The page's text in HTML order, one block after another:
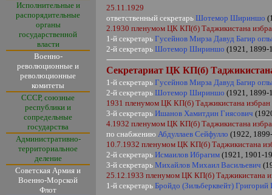
Исполнительные и
распорядительные
органы
государственной
власти
Военно-
революционные и
революционные
комитеты
СССР, союзные
республики и
сопредельные
государства
Административно-
территориальное
деление
Советская Армия и
Военно-Морской
Флот
25.11.1929
ответственный секретарь Шотемор Шириншо
2.1930 пленумом ЦК КП(б) Таджикистана
1-й секретарь Гусейнов Мирза Давуд Багир
2-й секретарь Шотемор Шириншо (1921, 1899-
Секретариат ЦК КП(б)
1-й секретарь Гусейнов Мирза Давуд Багир
2-й секретарь Шотемор Шириншо (1921,
1931 пленумом ЦК КП(б) Таджикистана избран
3-й секретарь Ишанов Хамитдин Гиясович
4.1932 пленумом ЦК КП(б) Таджикистана
по снабжениюАбдуллаев Сейфулло (1922,
10.7.1932 пленумом ЦК КП(б) Таджикистана
2-й секретарь Исмаилов Ибрагим (1921, 1901-
3-й секретарь Михайлов Михаил Васильевич
25.12.1933 пленумом ЦК КП(б) Таджикистана
1-й секретарь Бройдо (Зильберквейт) Григорий